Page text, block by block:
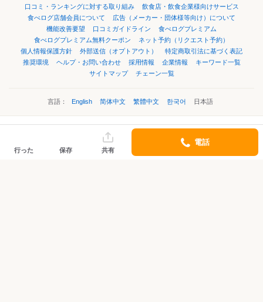
口コミ・ランキングに対する取り組み
飲食店・飲食企業様向けサービス
食べログ店舗会員について
広告（メーカー・団体様等向け）について
機能改善要望
口コミガイドライン
食べログプレミアム
食べログプレミアム無料クーポン
ネット予約（リクエスト予約）
個人情報保護方針
外部送信（オプトアウト）
特定商取引法に基づく表記
推奨環境
ヘルプ・お問い合わせ 採用情報 企業情報
キーワード一覧
サイトマップ
チェーン一覧
言語： English 简体中文 繁體中文 한국어 日本語
©Kakaku.com, Inc.
行った 保存 共有
電話